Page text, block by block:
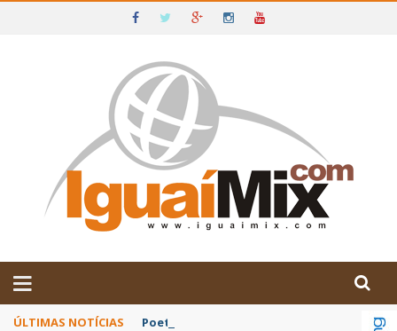
IGUAÍ E SUDOESTE DA BAHIA
ÚLTIMAS NOTÍCIAS Poetas baianos representam o Brasil no